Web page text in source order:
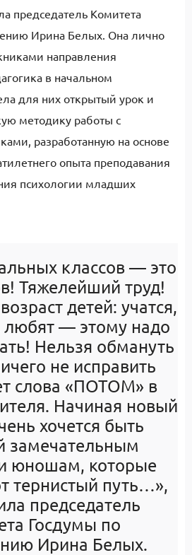
председатель Комитета
Ирина Белых. Она лично
направления
в начальном
для них открытый урок и
методику работы с
разработанную на основе
опыта преподавания
психологии младших
классов — это
Тяжелейший труд!
детей: учатся,
любят — этому надо
Нельзя обмануть
не исправить
слова «ПОТОМ» в
Начиная новый
хочется быть
замечательным
юношам, которые
тернистый путь…»,
председатель
Госдумы по
Ирина Белых.